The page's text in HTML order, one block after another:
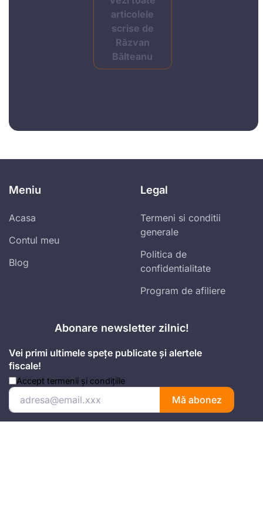
articolele
scrise de
Răzvan
Bălteanu
Meniu
Acasa
Contul meu
Blog
Legal
Termeni si conditii
generale
Politica de
confidentialitate
Program de afiliere
Abonare newsletter zilnic!
Vei primi ultimele spețe publicate și alertele
fiscale!
Accept termenii și condițiile
Mă abonez